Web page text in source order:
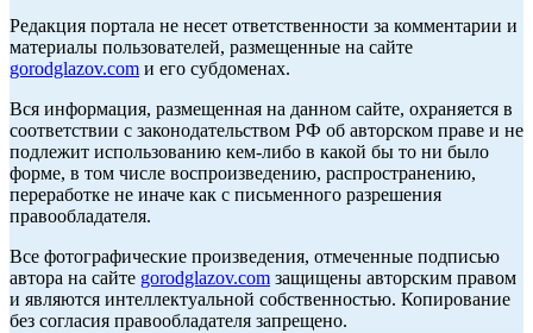
Редакция портала не несет ответственности за комментарии и
материалы пользователей, размещенные на сайте
gorodglazov.com и его субдоменах.
Вся информация, размещенная на данном сайте, охраняется в
соответствии с законодательством РФ об авторском праве и не
подлежит использованию кем-либо в какой бы то ни было
форме, в том числе воспроизведению, распространению,
переработке не иначе как с письменного разрешения
правообладателя.
Все фотографические произведения, отмеченные подписью
автора на сайте gorodglazov.com защищены авторским правом
и являются интеллектуальной собственностью. Копирование
без согласия правообладателя запрещено.